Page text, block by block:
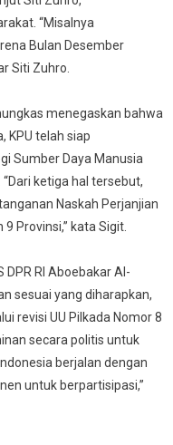
“Misalnya
Bulan Desember
Siti Zuhro.
menegaskan bahwa
KPU telah siap
Sumber Daya Manusia
ketiga hal tersebut,
Naskah Perjanjian
Provinsi,” kata Sigit.
DPR RI Aboebakar Al-
sesuai yang diharapkan,
revisi UU Pilkada Nomor 8
secara politis untuk
berjalan dengan
untuk berpartisipasi,”